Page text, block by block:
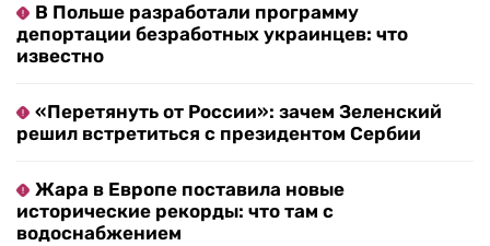
В Польше разработали программу
депортации безработных украинцев: что
известно
«Перетянуть от России»: зачем Зеленский
решил встретиться с президентом Сербии
Жара в Европе поставила новые
исторические рекорды: что там с
водоснабжением